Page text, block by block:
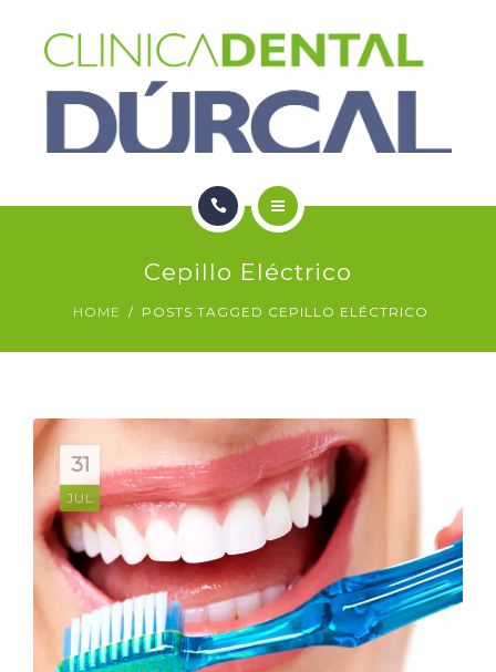
CONTACTO
CONTACTO
Cepillo Eléctrico
HOME POSTS TAGGED CEPILLO ELÉCTRICO
31
JUL